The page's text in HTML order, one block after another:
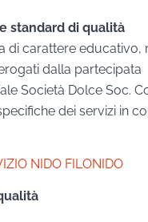
standard di qualità
di carattere educativo,
dalla partecipata
Società Dolce Soc.
dei servizi in
NIDO FILONIDO